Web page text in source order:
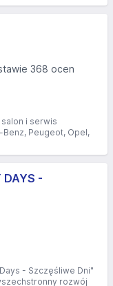
368 ocen
i serwis
Peugeot, Opel,
DAYS -
- Szczęśliwe Dni"
rozwój